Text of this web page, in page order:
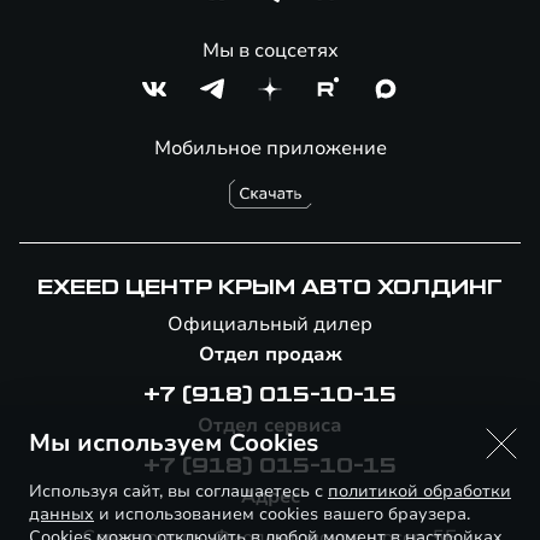
Мобильное приложение
Мы в соцсетях
EXEED ЦЕНТР КРЫМ АВТО ХОЛДИНГ
Официальный дилер
Отдел продаж
+7 (918) 015-10-15
Отдел сервиса
+7 (918) 015-10-15
Адрес
Мы используем Cookies
Используя сайт, вы соглашаетесь с политикой обработки
данных и использованием cookies вашего браузера.